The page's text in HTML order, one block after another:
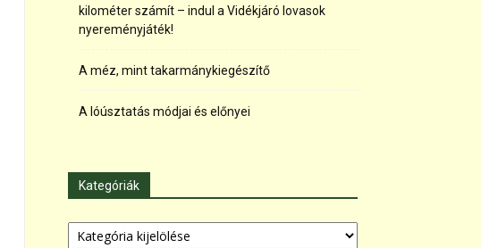
kilométer számít – indul a Vidékjáró lovasok
nyereményjáték!
A méz, mint takarmánykiegészítő
A lóúsztatás módjai és előnyei
Kategóriák
Kategóriák